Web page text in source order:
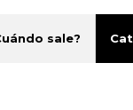
sale?